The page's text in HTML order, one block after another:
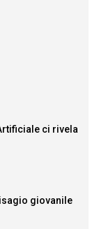
ci rivela
giovanile